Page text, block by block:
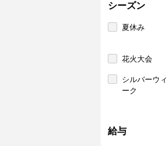
シーズン
夏休み
花火大会
シルバーウィ
ーク
給与